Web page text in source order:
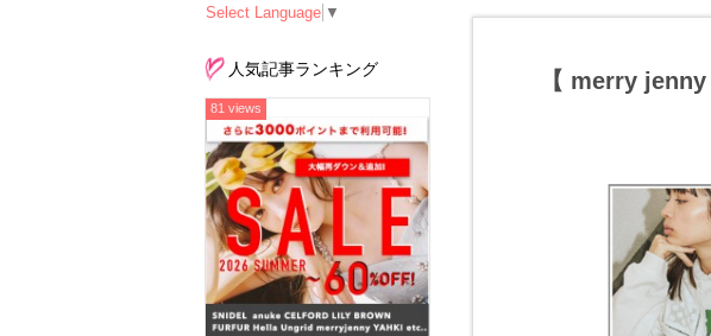
Select Language ▼
人気記事ランキング
81 views
【 merry